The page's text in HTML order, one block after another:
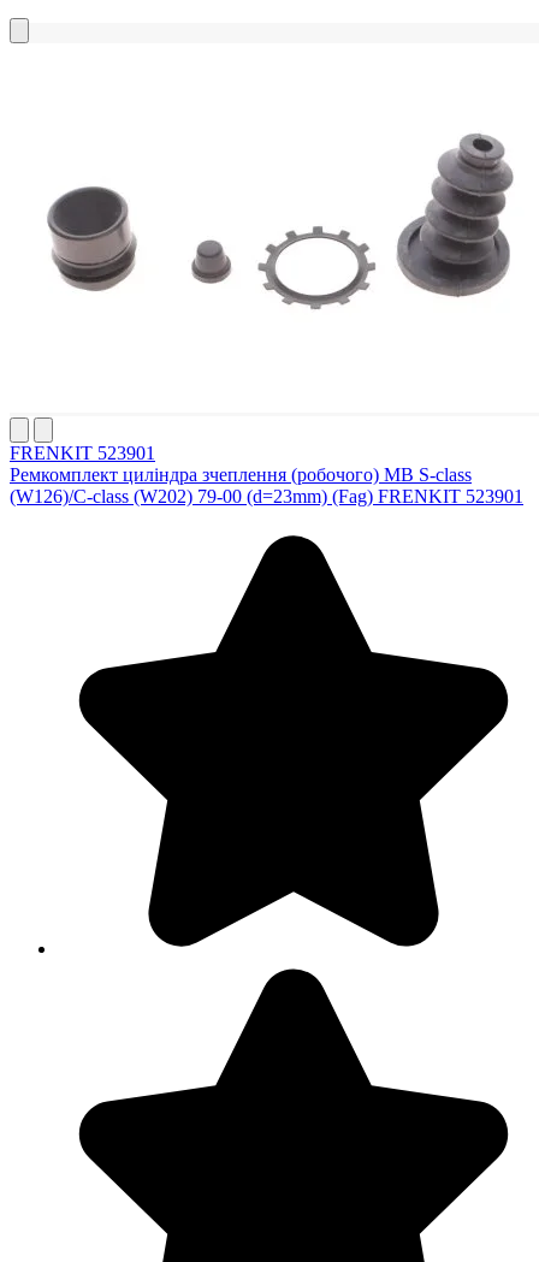
FRENKIT 523901
Ремкомплект циліндра зчеплення (робочого) MB S-class
(W126)/C-class (W202) 79-00 (d=23mm) (Fag) FRENKIT 523901